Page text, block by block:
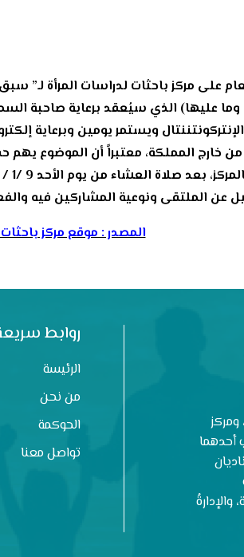
عليها) الذي سيُعقد برعاية صاحبة
ويستمر يومين وبرعاية
من خارج المملكة، معتبراً أن الموضوع
عن الملتقى ونوعية المشاركين فيه
المصدر : موقع مركز
ومركز
أحدهما
والإدارةُ
روابط
الرئيسة
من نحن
الحوكمة
تواصل معنا